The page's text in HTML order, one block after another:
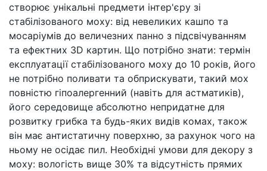
створює унікальні предмети інтер'єру зі
стабілізованого моху: від невеликих кашпо та
мосаріумів до величезних панно з підсвічуванням
та ефектних 3D картин. Що потрібно знати: термін
експлуатації стабілізованого моху до 10 років, його
не потрібно поливати та обприскувати, такий мох
повністю гіпоалергенний (навіть для астматиків),
його середовище абсолютно непридатне для
розвитку грибка та будь-яких видів комах, також
він має антистатичну поверхню, за рахунок чого на
ньому не осідає пил. Необхідні умови для декору з
моху: вологість вище 30% та відсутність прямих